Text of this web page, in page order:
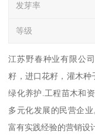
发芽率
等级
江苏野春种业有限公
籽，进口花籽，灌木种
绿化养护.工程苗木和
多元化发展的民营企
富有实践经验的营销设